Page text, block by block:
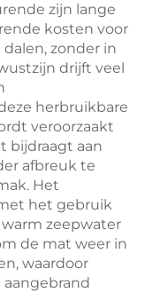
zijn lange
kosten voor
zonder in
drijft veel
herbruikbare
veroorzaakt
bijdraagt aan
afbreuk te
Het
het gebruik
zeepwater
de mat weer in
waardoor